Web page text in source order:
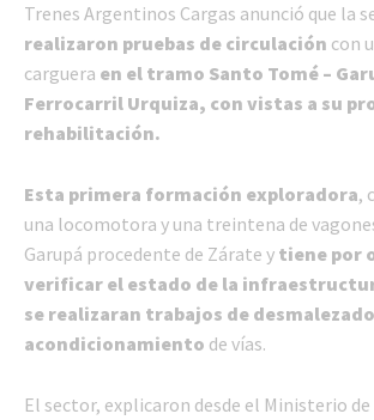
Trenes Argentinos Cargas anunció que la
realizaron pruebas de circulación con
carguera en el tramo Santo Tomé –
Ferrocarril Urquiza, con vistas a su
rehabilitación.
Esta primera formación exploradora,
una locomotora y una treintena de
Garupá procedente de Zárate y tiene por
verificar el estado de la
se realizaran trabajos de
acondicionamiento de vías.
El sector, explicaron desde el Ministerio